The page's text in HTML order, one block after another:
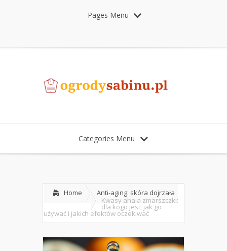
Pages Menu
Categories Menu
Home
Anti-aging: skóra dojrzała
Kwasy aha a zmarszczki:
dla kogo jest, jak go
używać i jakich efektów oczekiwać